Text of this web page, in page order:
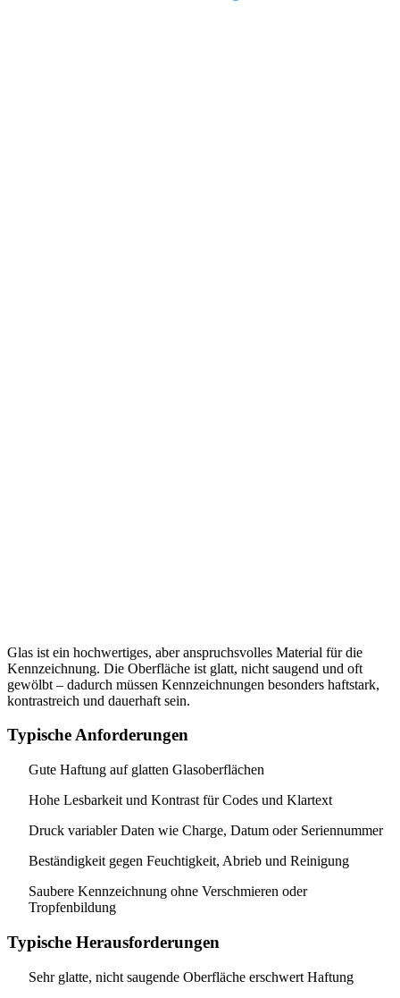
Glas ist ein hochwertiges, aber anspruchsvolles Material für die
Kennzeichnung. Die Oberfläche ist glatt, nicht saugend und oft
gewölbt – dadurch müssen Kennzeichnungen besonders haftstark,
kontrastreich und dauerhaft sein.
Typische Anforderungen
Gute Haftung auf glatten Glasoberflächen
Hohe Lesbarkeit und Kontrast für Codes und Klartext
Druck variabler Daten wie Charge, Datum oder Seriennummer
Beständigkeit gegen Feuchtigkeit, Abrieb und Reinigung
Saubere Kennzeichnung ohne Verschmieren oder
Tropfenbildung
Typische Herausforderungen
Sehr glatte, nicht saugende Oberfläche erschwert Haftung